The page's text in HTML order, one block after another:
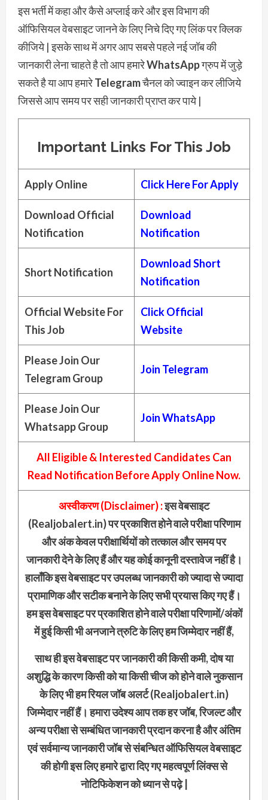
इस भर्ती में कहा और कैसे अप्लाई करे और इस विभाग की
ऑफिसियल वेबसाइट जानने के लिए निचे दिए गए लिंक पर क्लिक
कीजिये | इसके साथ में अगर आप सबसे पहले नई जॉब की
जानकारी लेना चाहते है तो आप हमारेWhatsAppग्रुप में जुड़े
सकते है या आप हमारेTelegramचैनल को ज्वाइन कर लीजिये
जिससे आप समय पर सही जानकारी प्राप्त कर पाये |
Important Links For This Job
Apply Online Click Here For Apply
Download Official
Notification
Download
Notification
Short Notification
Download Short
Notification
Official Website For
This Job
Click Official
Website
Please Join Our
Telegram Group
Join Telegram
Please Join Our
Whatsapp Group
JoinWhatsApp
All Eligible & Interested Candidates Can
Read Notification Before Apply Online Now.
अस्वीकरण (Disclaimer) :इस वेबसाइट
(Realjobalert.in) पर प्रकाशित होने वाले परीक्षा परिणाम
और अंक केवल परीक्षार्थियों को तत्काल और समय पर
जानकारी देने के लिए हैं और यह कोई कानूनी दस्तावेज नहीं है।
हालाँकि इस वेबसाइट पर उपलब्ध जानकारी को ज्यादा से ज्यादा
प्रामाणिक और सटीक बनाने के लिए सभी प्रयास किए गए हैं।
हम इस वेबसाइट पर प्रकाशित होने वाले परीक्षा परिणामों/अंकों
में हुई किसी भी अनजाने त्रुटि के लिए हम जिम्मेदार नहीं हैं,
साथ ही इस वेबसाइट पर जानकारी की किसी कमी, दोष या
अशुद्धि के कारण किसी को या किसी चीज को होने वाले नुकसान
के लिए भी हम रियल जॉब अलर्ट (Realjobalert.in)
जिम्मेदार नहीं हैं। हमारा उदेश्य आप तक हर जॉब, रिजल्ट और
अन्य परीक्षा से सम्बंधित जानकारी प्रदान करना है और अंतिम
एवं सर्वमान्य जानकारी जॉब से संबन्धित ऑफिसियल वेबसाइट
की होगी इस लिए हमारे द्वारा दिए गए महत्वपूर्ण लिंक्स से
नोटिफिकेशन को ध्यान से पढ़े |